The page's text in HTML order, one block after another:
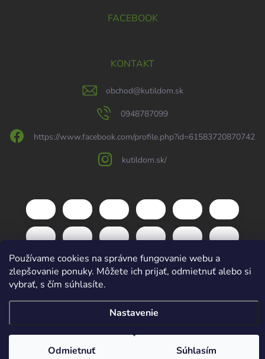
Používame cookies na správne fungovanie webu a
zlepšovanie ponuky. Môžete ich prijať, odmietnuť alebo si
vybrať, s čím súhlasíte.
Nastavenie
Odmietnuť Súhlasím
FACEBOOK
KONTAKT
obchod@kutildom.sk
0948787099
https://www.facebook.com/profile.php?id=61583720870742
kutildom.sk/
Vytvoril Shoptet
. Všetky práva vyhradené.
cookies